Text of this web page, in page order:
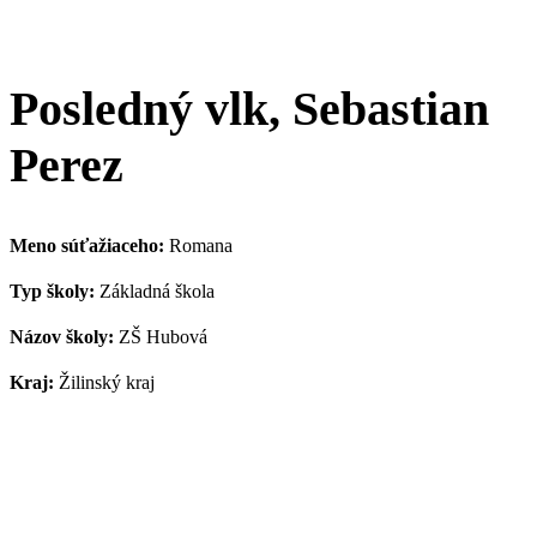
Posledný vlk, Sebastian
Perez
Meno súťažiaceho: Romana
Typ školy: Základná škola
Názov školy: ZŠ Hubová
Kraj: Žilinský kraj